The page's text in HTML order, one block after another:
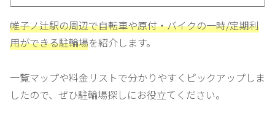
帷子ノ辻駅の周辺で自転車や原付・バイクの一時/定期利
用ができる駐輪場を紹介します。
一覧マップや料金リストで分かりやすくピックアップしま
したので、ぜひ駐輪場探しにお役立てください。